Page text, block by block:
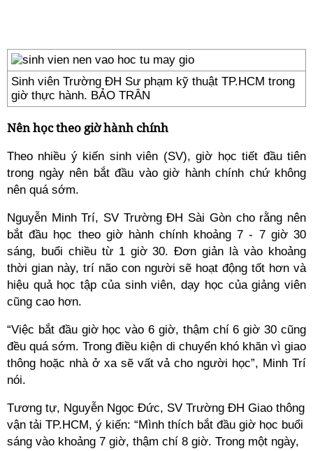
Sinh viên Trường ĐH Sư phạm kỹ thuật TP.HCM trong
giờ thực hành. BẢO TRÂN
Nênhọctheo giờ hành chính
Theo nhiều ý kiến sinh viên (SV), giờ học tiết đầu tiên
trong ngày nên bắt đầu vào giờ hành chính chứ không
nên quá sớm.
Nguyễn Minh Trí, SV Trường ĐH Sài Gòn cho rằng nên
bắt đầu học theo giờ hành chính khoảng 7 - 7 giờ 30
sáng, buổi chiều từ 1 giờ 30. Đơn giản là vào khoảng
thời gian này, trí não con người sẽ hoạt động tốt hơn và
hiệu quả học tập của sinh viên, dạy học của giảng viên
cũng cao hơn.
“Việc bắt đầu giờ học vào 6 giờ, thậm chí 6 giờ 30 cũng
đều quá sớm. Trong điều kiện di chuyển khó khăn vì giao
thông hoặc nhà ở xa sẽ vất vả cho người học”, Minh Trí
nói.
Tương tự, Nguyễn Ngọc Đức, SV Trường ĐH Giao thông
vận tải TP.HCM, ý kiến: “Mình thích bắt đầu giờ học buổi
sáng vào khoảng 7 giờ, thậm chí 8 giờ. Trong một ngày,